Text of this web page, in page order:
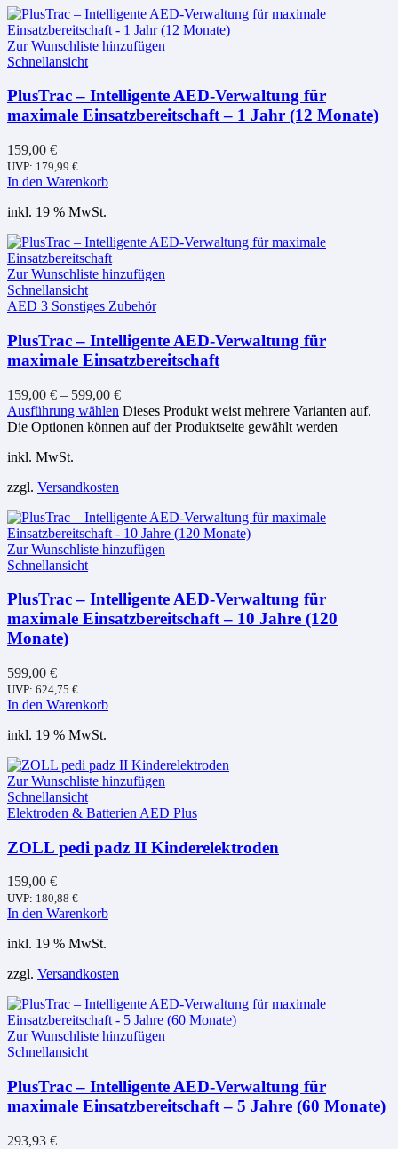
Zur Wunschliste hinzufügen
Schnellansicht
PlusTrac – Intelligente AED-Verwaltung für
maximale Einsatzbereitschaft – 1 Jahr (12 Monate)
159,00 €
UVP: 179,99 €
In den Warenkorb
inkl. 19 % MwSt.
Zur Wunschliste hinzufügen
Schnellansicht
AED 3 Sonstiges Zubehör
PlusTrac – Intelligente AED-Verwaltung für
maximale Einsatzbereitschaft
159,00 € – 599,00 €
Ausführung wählen Dieses Produkt weist mehrere Varianten auf.
Die Optionen können auf der Produktseite gewählt werden
inkl. MwSt.
zzgl. Versandkosten
Zur Wunschliste hinzufügen
Schnellansicht
PlusTrac – Intelligente AED-Verwaltung für
maximale Einsatzbereitschaft – 10 Jahre (120
Monate)
599,00 €
UVP: 624,75 €
In den Warenkorb
inkl. 19 % MwSt.
Zur Wunschliste hinzufügen
Schnellansicht
Elektroden & Batterien AED Plus
ZOLL pedi padz II Kinderelektroden
159,00 €
UVP: 180,88 €
In den Warenkorb
inkl. 19 % MwSt.
zzgl. Versandkosten
Zur Wunschliste hinzufügen
Schnellansicht
PlusTrac – Intelligente AED-Verwaltung für
maximale Einsatzbereitschaft – 5 Jahre (60 Monate)
293,93 €